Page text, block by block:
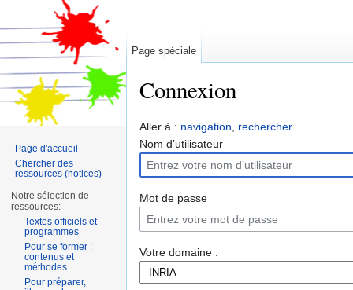
Connexion
Aller à : navigation, rechercher
Nom d’utilisateur
Mot de passe
Votre domaine :
Page spéciale
Page d'accueil
Chercher des
ressources (notices)
Notre sélection de
ressources:
Textes officiels et
programmes
Pour se former :
contenus et
méthodes
Pour préparer,